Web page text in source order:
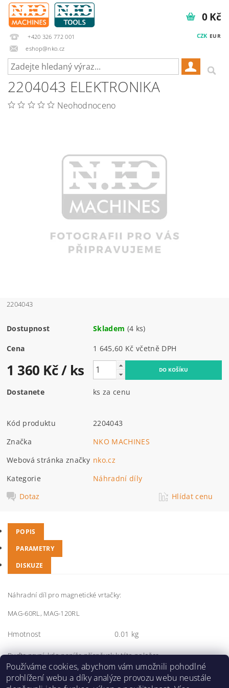
+420 326 772 001
eshop@nko.cz
CZK EUR
0 Kč
2204043 ELEKTRONIKA
Neohodnoceno
2204043
Dostupnost Skladem (4 ks)
Cena 1 645,60 Kč včetně DPH
1 360 Kč/ ks
Dostanete ks za cenu
Kód produktu
2204043
Značka
NKO MACHINES
Webová stránka značky nko.cz
Kategorie
Náhradní díly
Dotaz
Hlídat cenu
POPIS
PARAMETRY
DISKUZE
Náhradní díl pro magnetické vrtačky:
MAG-60RL, MAG-120RL
Hmotnost 0.01 kg
Buďte první, kdo napíše příspěvek k této položce.
Přidat komentář
Používáme cookies, abychom vám umožnili pohodlné
prohlížení webu a díky analýze provozu webu neustále